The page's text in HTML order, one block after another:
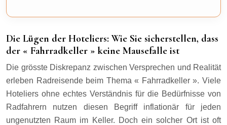
Die Lügen der Hoteliers: Wie Sie sicherstellen, dass
der « Fahrradkeller » keine Mausefalle ist
Die grösste Diskrepanz zwischen Versprechen und Realität
erleben Radreisende beim Thema « Fahrradkeller ». Viele
Hoteliers ohne echtes Verständnis für die Bedürfnisse von
Radfahrern nutzen diesen Begriff inflationär für jeden
ungenutzten Raum im Keller. Doch ein solcher Ort ist oft